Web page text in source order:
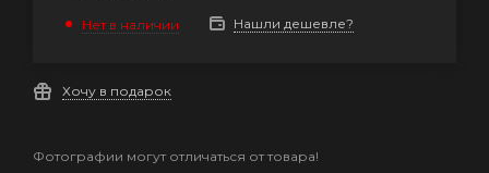
Нет в наличии Нашли дешевле?
Хочу в подарок
Фотографии могут отличаться от товара!